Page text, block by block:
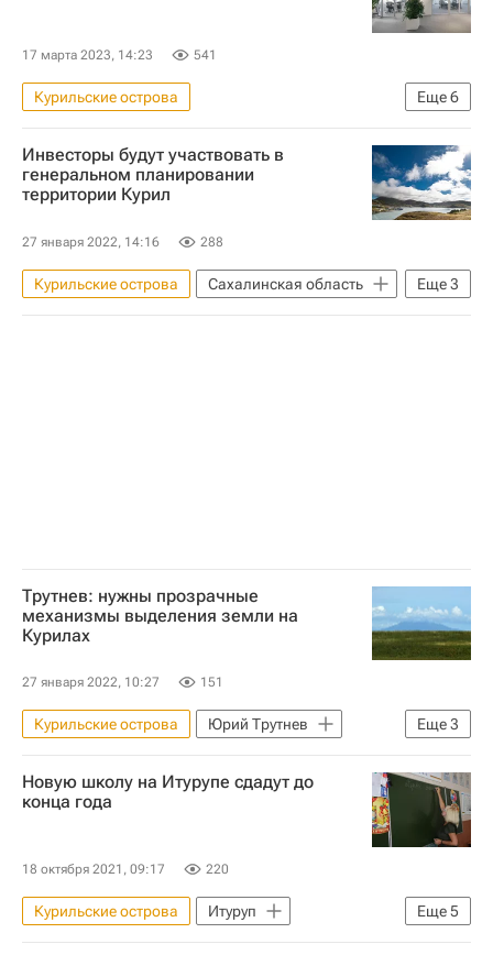
17 марта 2023, 14:23 541
Еще6
Курильские острова
Коммерческая недвижимость
Парамушир
Россия
Гостиницы
Отели
Строительство
Инвесторы будут участвовать в
генеральном планировании
территории Курил
27 января 2022, 14:16 288
Еще3
Курильские острова
Сахалинская область
Валерий Лимаренко
Инвестиции
Трутнев: нужны прозрачные
механизмы выделения земли на
Курилах
27 января 2022, 10:27 151
Еще3
Курильские острова
Юрий Трутнев
Дальний Восток
Россия
Земельные участки
Новую школу на Итурупе сдадут до
конца года
18 октября 2021, 09:17 220
Еще5
Курильские острова
Итуруп
Валерий Лимаренко
Строительство